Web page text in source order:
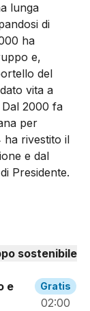
lunga
di
ha
e,
del
vita a
2000 fa
per
ha rivestito il
e dal
Presidente.
sostenibile
e
Gratis
02:00